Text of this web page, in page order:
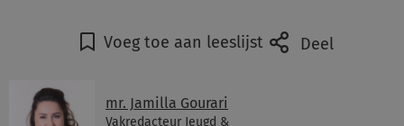
Voeg toe aan leeslijst Deel
mr. Jamilla Gourari
Vakredacteur Jeugd &